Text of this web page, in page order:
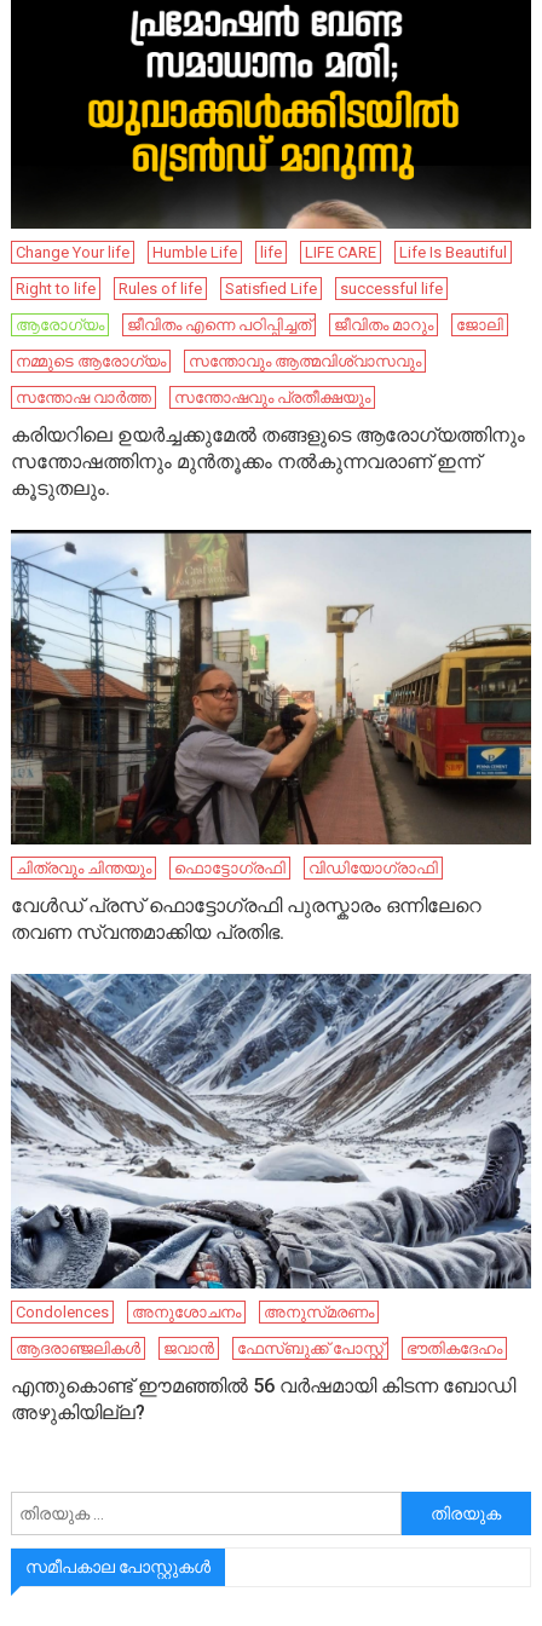
Change Your life Humble Life life LIFE CARE
Life Is Beautiful
Right to life
Rules of life Satisfied Life
successful life
ആരോഗ്യം
ജീവിതം എന്നെ പഠിപ്പിച്ചത് ജീവിതം മാറും
ജോലി
നമ്മുടെ ആരോഗ്യം
സന്തോവും ആത്മവിശ്വാസവും
സന്തോഷ വാർത്ത
സന്തോഷവും പ്രതീക്ഷയും
കരിയറിലെ ഉയര്‍ച്ചക്കുമേല്‍ തങ്ങളുടെ ആരോഗ്യത്തിനും
സന്തോഷത്തിനും മുന്‍തൂക്കം നല്‍കുന്നവരാണ് ഇന്ന്
കൂടുതലും.
ചിത്രവും ചിന്തയും ഫൊട്ടോഗ്രഫി വിഡിയോഗ്രാഫി
വേൾഡ് പ്രസ് ഫൊട്ടോഗ്രഫി പുരസ്കാരം ഒന്നിലേറെ
തവണ സ്വന്തമാക്കിയ പ്രതിഭ.
Condolences അനുശോചനം
അനുസ്‌മരണം
ആദരാഞ്ജലികൾ
ജവാൻ ഫേസ്ബുക്ക് പോസ്റ്റ് ഭൗതികദേഹം
എന്തുകൊണ്ട് ഈമഞ്ഞില്‍ 56 വര്‍ഷമായി കിടന്ന ബോഡി
അഴുകിയില്ല?
അനേഷിക്കുക
സമീപകാല പോസ്റ്റുകൾ